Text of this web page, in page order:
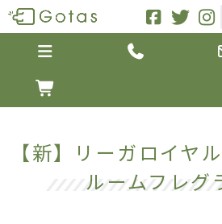
 

【新】リーガロイヤ
ルームフレグ